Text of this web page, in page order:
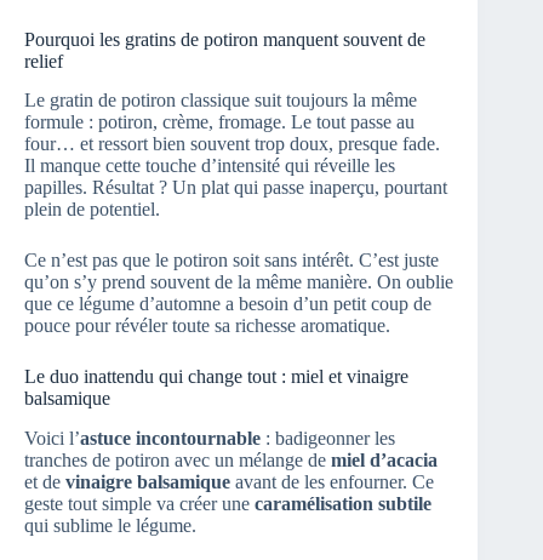
Pourquoi les gratins de potiron manquent souvent de
relief
Le gratin de potiron classique suit toujours la même
formule : potiron, crème, fromage. Le tout passe au
four… et ressort bien souvent trop doux, presque fade.
Il manque cette touche d’intensité qui réveille les
papilles. Résultat ? Un plat qui passe inaperçu, pourtant
plein de potentiel.
Ce n’est pas que le potiron soit sans intérêt. C’est juste
qu’on s’y prend souvent de la même manière. On oublie
que ce légume d’automne a besoin d’un petit coup de
pouce pour révéler toute sa richesse aromatique.
Le duo inattendu qui change tout : miel et vinaigre
balsamique
Voici l’astuce incontournable : badigeonner les
tranches de potiron avec un mélange de miel d’acacia
et de vinaigre balsamique avant de les enfourner. Ce
geste tout simple va créer une caramélisation subtile
qui sublime le légume.